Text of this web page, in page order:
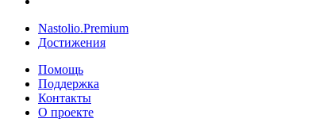
Nastolio.Premium
Достижения
Помощь
Поддержка
Контакты
О проекте